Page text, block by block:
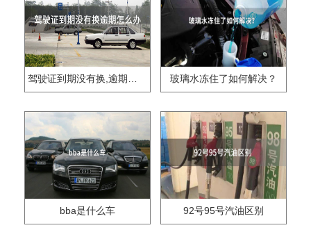
驾驶证到期没有换,逾期怎么办?? 玻璃水冻住了如何解决？
bba是什么车 92号95号汽油区别